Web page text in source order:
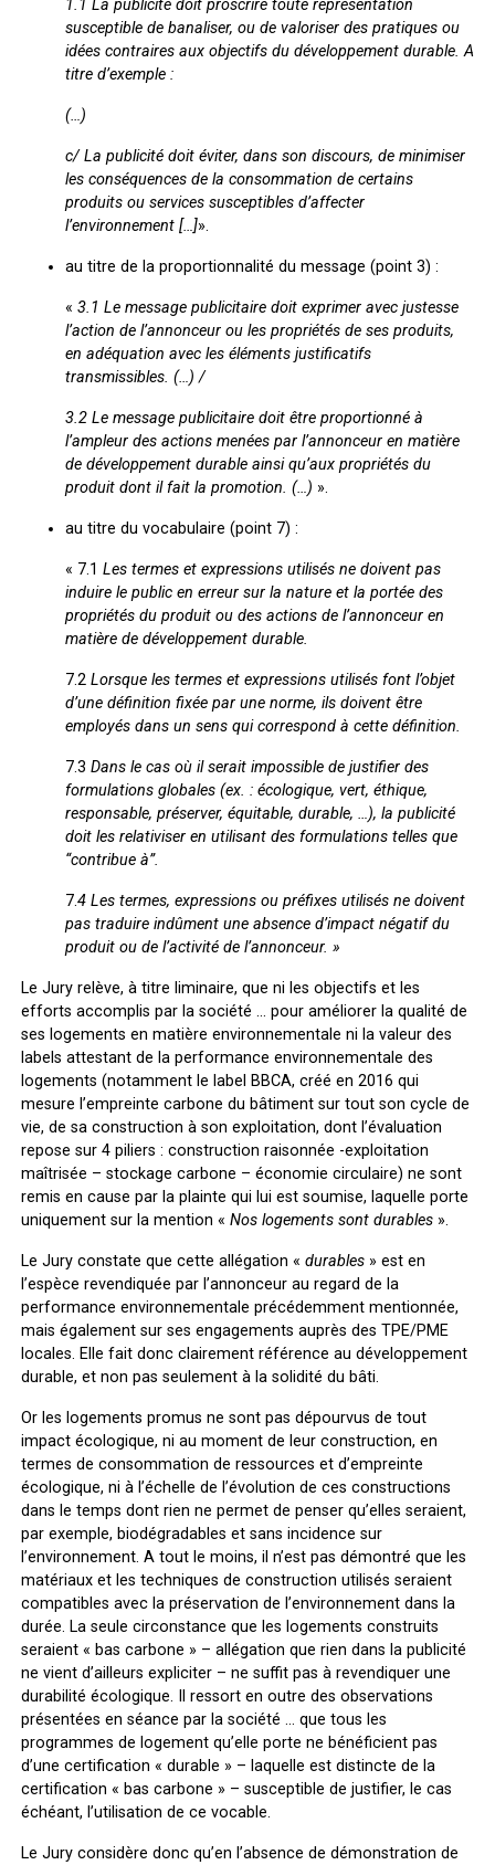
1.1 La publicité doit proscrire toute représentation
susceptible de banaliser, ou de valoriser des pratiques ou
idées contraires aux objectifs du développement durable. A
titre d’exemple :
(…)
c/ La publicité doit éviter, dans son discours, de minimiser
les conséquences de la consommation de certains
produits ou services susceptibles d’affecter
l’environnement […]».
au titre de la proportionnalité du message (point 3) :
« 3.1 Le message publicitaire doit exprimer avec justesse
l’action de l’annonceur ou les propriétés de ses produits,
en adéquation avec les éléments justificatifs
transmissibles. (…) /
3.2Le message publicitaire doit être proportionné à
l’ampleur des actions menées par l’annonceur en matière
de développement durable ainsi qu’aux propriétés du
produit dont il fait la promotion. (…) ».
au titre du vocabulaire (point 7) :
« 7.1 Les termes et expressions utilisés ne doivent pas
induire le public en erreur sur la nature et la portée des
propriétés du produit ou des actions de l’annonceur en
matière de développement durable.
7.2 Lorsque les termes et expressions utilisés font l’objet
d’une définition fixée par une norme, ils doivent être
employés dans un sens qui correspond à cette définition.
7.3 Dans le cas où il serait impossible de justifier des
formulations globales (ex. : écologique, vert, éthique,
responsable, préserver, équitable, durable, …), la publicité
doit les relativiser en utilisant des formulations telles que
“contribue à”.
7.4Les termes, expressions ou préfixes utilisés ne doivent
pas traduire indûment une absence d’impact négatif du
produit ou de l’activité de l’annonceur. »
Le Jury relève, à titre liminaire, que ni les objectifs et les
efforts accomplis par la société … pour améliorer la qualité de
ses logements en matière environnementale ni la valeur des
labels attestant de la performance environnementale des
logements (notamment le label BBCA, créé en 2016 qui
mesure l’empreinte carbone du bâtiment sur tout son cycle de
vie, de sa construction à son exploitation, dont l’évaluation
repose sur 4 piliers : construction raisonnée -exploitation
maîtrisée – stockage carbone – économie circulaire) ne sont
remis en cause par la plainte qui lui est soumise, laquelle porte
uniquement sur la mention « Nos logements sont durables ».
Le Jury constate que cette allégation « durables » est en
l’espèce revendiquée par l’annonceur au regard de la
performance environnementale précédemment mentionnée,
mais également sur ses engagements auprès des TPE/PME
locales. Elle fait donc clairement référence au développement
durable, et non pas seulement à la solidité du bâti.
Or les logements promus ne sont pas dépourvus de tout
impact écologique, ni au moment de leur construction, en
termes de consommation de ressources et d’empreinte
écologique, ni à l’échelle de l’évolution de ces constructions
dans le temps dont rien ne permet de penser qu’elles seraient,
par exemple, biodégradables et sans incidence sur
l’environnement. A tout le moins, il n’est pas démontré que les
matériaux et les techniques de construction utilisés seraient
compatibles avec la préservation de l’environnement dans la
durée. La seule circonstance que les logements construits
seraient « bas carbone » – allégation que rien dans la publicité
ne vient d’ailleurs expliciter – ne suffit pas à revendiquer une
durabilité écologique. Il ressort en outre des observations
présentées en séance par la société … que tous les
programmes de logement qu’elle porte ne bénéficient pas
d’une certification « durable » – laquelle est distincte de la
certification « bas carbone » – susceptible de justifier, le cas
échéant, l’utilisation de ce vocable.
Le Jury considère donc qu’en l’absence de démonstration de